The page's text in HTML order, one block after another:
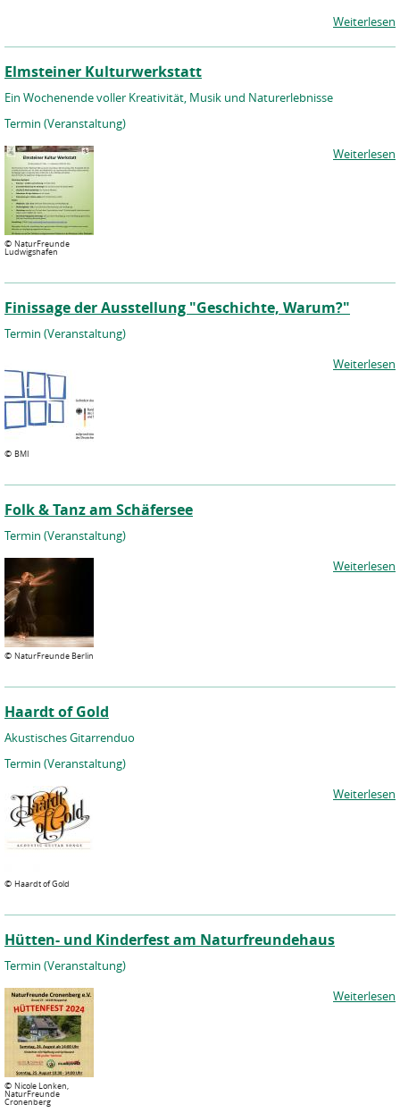
Weiterlesen
Elmsteiner Kulturwerkstatt
Ein Wochenende voller Kreativität, Musik und Naturerlebnisse
Termin (Veranstaltung)
© NaturFreunde
Ludwigshafen
Weiterlesen
Finissage der Ausstellung "Geschichte, Warum?"
Termin (Veranstaltung)
© BMI
Weiterlesen
Folk & Tanz am Schäfersee
Termin (Veranstaltung)
© NaturFreunde Berlin
Weiterlesen
Haardt of Gold
Akustisches Gitarrenduo
Termin (Veranstaltung)
© Haardt of Gold
Weiterlesen
Hütten- und Kinderfest am Naturfreundehaus
Termin (Veranstaltung)
© Nicole Lonken,
NaturFreunde
Cronenberg
Weiterlesen